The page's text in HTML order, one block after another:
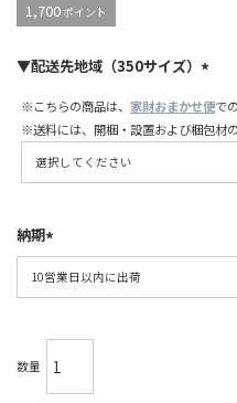
1,700ポイント
▼配送先地域（350サイズ）
※こちらの商品は、 家財おまかせ便で
※送料には、開梱・設置および梱包材
納期